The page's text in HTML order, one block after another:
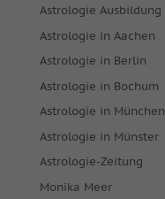
Astrologie Ausbildung
Astrologie in Aachen
Astrologie in Berlin
Astrologie in Bochum
Astrologie in München
Astrologie in Münster
Astrologie-Zeitung
Monika Meer